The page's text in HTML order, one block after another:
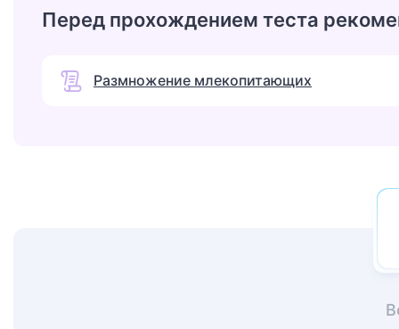
Перед прохождением теста
Размножение млекопитающих